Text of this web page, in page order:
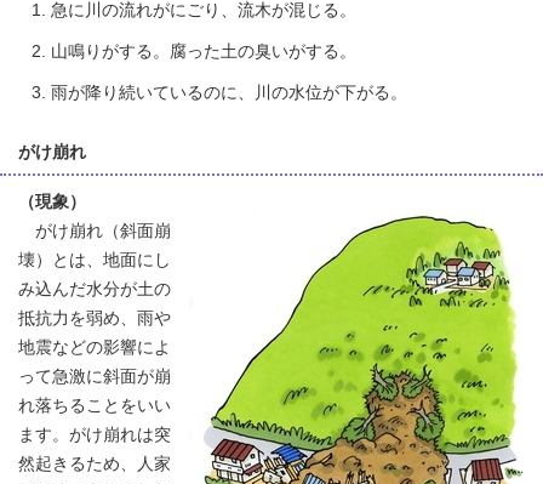
急に川の流れがにごり、流木が混じる。
山鳴りがする。腐った土の臭いがする。
雨が降り続いているのに、川の水位が下がる。
がけ崩れ
（現象）
がけ崩れ（斜面崩
壊）とは、地面にし
み込んだ水分が土の
抵抗力を弱め、雨や
地震などの影響によ
って急激に斜面が崩
れ落ちることをいい
ます。がけ崩れは突
然起きるため、人家